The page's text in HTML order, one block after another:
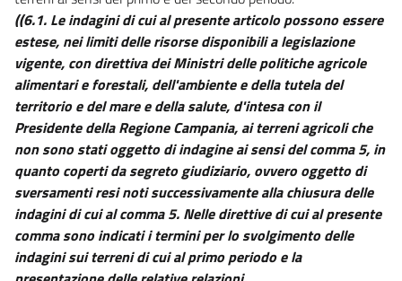
((6.1. Le indagini di cui al presente articolo possono essere
estese, nei limiti delle risorse disponibili a legislazione
vigente, con direttiva dei Ministri delle politiche agricole
alimentari e forestali, dell'ambiente e della tutela del
territorio e del mare e della salute, d'intesa con il
Presidente della Regione Campania, ai terreni agricoli che
non sono stati oggetto di indagine ai sensi del comma 5, in
quanto coperti da segreto giudiziario, ovvero oggetto di
sversamenti resi noti successivamente alla chiusura delle
indagini di cui al comma 5. Nelle direttive di cui al presente
comma sono indicati i termini per lo svolgimento delle
indagini sui terreni di cui al primo periodo e la